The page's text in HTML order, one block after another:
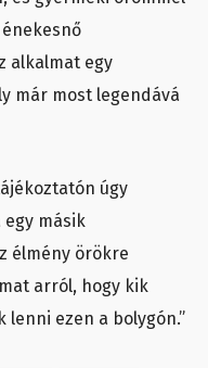
alkalmat egy
már most legendává
úgy
másik
élmény örökre
arról, hogy kik
ezen a bolygón.”